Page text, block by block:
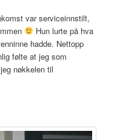
var serviceinnstilt,
Hun lurte på hva
hadde. Nettopp
følte at jeg som
nøkkelen til